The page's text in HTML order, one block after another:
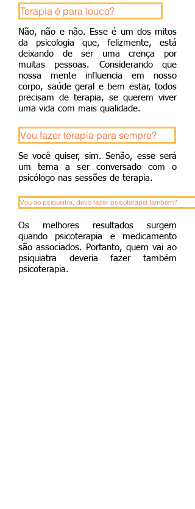
Terapia é para louco?
Não, não e não. Esse é um dos mitos
da psicologia que, felizmente, está
deixando de ser uma crença por
muitas pessoas. Considerando que
nossa mente influencia em nosso
corpo, saúde geral e bem estar, todos
precisam de terapia, se querem viver
uma vida com mais qualidade.
Vou fazer terapia para sempre?
Se você quiser, sim. Senão, esse será
um tema a ser conversado com o
psicólogo nas sessões de terapia.
Vou ao psiquiatra, devo fazer psicoterapia também?
Os melhores resultados surgem
quando psicoterapia e medicamento
são associados. Portanto, quem vai ao
psiquiatra deveria fazer também
psicoterapia.